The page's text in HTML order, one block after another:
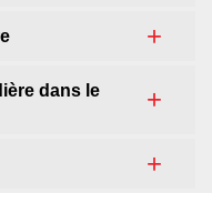
dans le